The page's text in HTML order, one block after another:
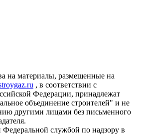
на материалы, размещенные на
, в соответствии с
Федерации, принадлежат
объединение строителей" и не
другими лицами без письменного
Федеральной службой по надзору в